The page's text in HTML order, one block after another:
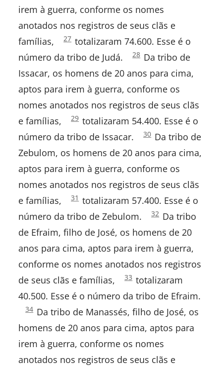
Jeremias
Ezequiel
Oséias
Amós
Obadias
Jonas
Naum
Sofonias
Zacarias
irem à guerra, conforme os nomes
anotados nos registros de seus clãs e
famílias,
Números
1:
27 totalizaram 74.600. Esse é o
número da tribo de Judá.
Números
1:
28 Da tribo de
Issacar, os homens de 20 anos para cima,
aptos para irem à guerra, conforme os
nomes anotados nos registros de seus clãs
e famílias,
Números
1:
29 totalizaram 54.400. Esse é o
número da tribo de Issacar.
Números
1:
30 Da tribo de
Zebulom, os homens de 20 anos para cima,
aptos para irem à guerra, conforme os
nomes anotados nos registros de seus clãs
e famílias,
Números
1:
31 totalizaram 57.400. Esse é o
número da tribo de Zebulom.
Números
1:
32 Da tribo
de Efraim, filho de José, os homens de 20
anos para cima, aptos para irem à guerra,
conforme os nomes anotados nos registros
de seus clãs e famílias,
Números
1:
33 totalizaram
40.500. Esse é o número da tribo de Efraim.
Números
1:
34 Da tribo de Manassés, filho de José, os
homens de 20 anos para cima, aptos para
irem à guerra, conforme os nomes
anotados nos registros de seus clãs e